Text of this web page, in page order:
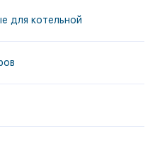
для котельной